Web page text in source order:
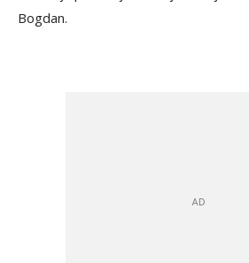
Bogdan.